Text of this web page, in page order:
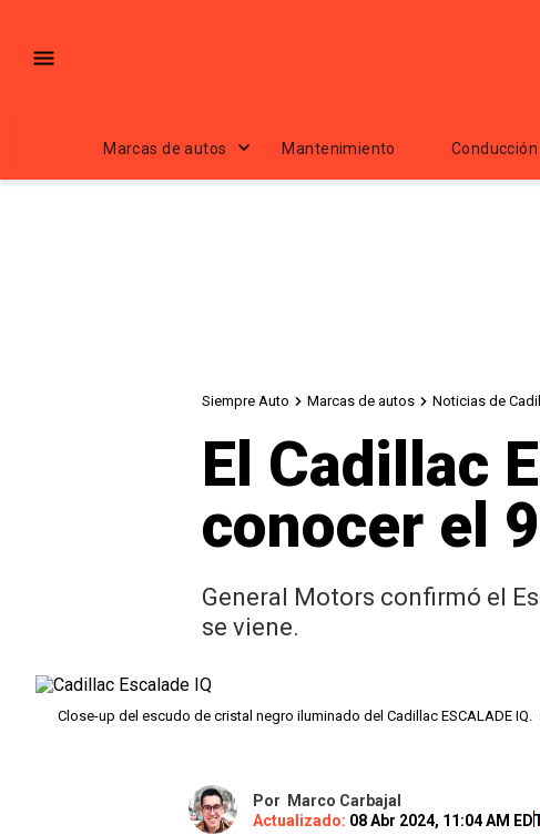
Marcas de autos Mantenimiento Conducción
Siempre Auto Marcas de autos Noticias de
El Cadillac
conocer el
General Motors confirmó el
se viene.
Close-up del escudo de cristal negro iluminado del Cadillac ESCALADE IQ.
Por
Marco Carbajal
Actualizado: 08 Abr 2024, 11:04 AM